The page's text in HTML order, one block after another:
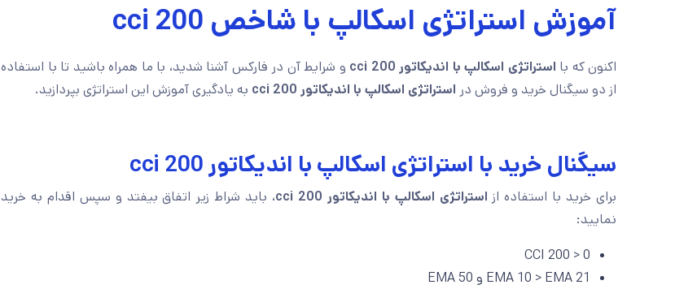
آموزش استراتژی اسکالپ با شاخص cci 200
اکنون که با استراتژی اسکالپ با اندیکاتور cci 200
و شرایط آن در فارکس آشنا شدید، با ما همراه باشید تا با استفاده
از دو سیگنال خرید و فروش در استراتژی اسکالپ با اندیکاتور cci 200 به یادگیری آموزش این استراتژی بپردازید.
سیگنال خرید با استراتژی اسکالپ با اندیکاتور cci 200
برای خرید با استفاده از استراتژی اسکالپ با اندیکاتور cci 200
، باید شراط زیر اتفاق بیفتد و سپس اقدام به خرید
نمایید:
CCI 200 > 0
EMA 10 > EMA 21 و EMA 50